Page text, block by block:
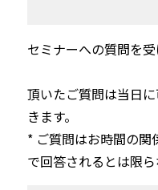
セミナーへの質問を
頂いたご質問は当日
きます。
* ご質問はお時間の関
で回答されるとは限